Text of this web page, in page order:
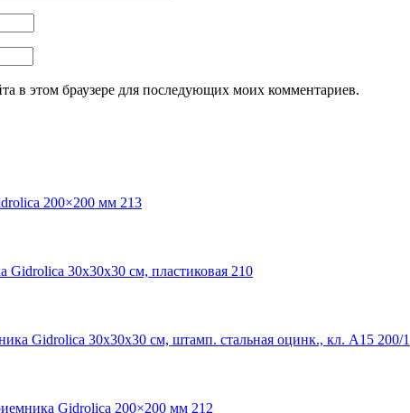
в этом браузере для последующих моих комментариев.
200×200 мм 213
30х30х30 см, пластиковая 210
Gidrolica 30x30x30 см, штамп. стальная оцинк., кл. А15 200/1
Gidrolica 200×200 мм 212